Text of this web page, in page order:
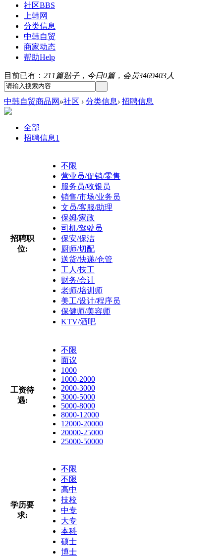
社区BBS
上韩网
分类信息
中韩自贸
商家动态
帮助Help
目前已有： 211篇贴子，今日0篇，会员3469403人
中韩自贸商品网 »社区 › 分类信息› 招聘信息
全部
招聘信息1
招聘职
位:
不限
营业员/促销/零售
服务员/收银员
销售/市场/业务员
文员/客服/助理
保姆/家政
司机/驾驶员
保安/保洁
厨师/切配
送货/快递/仓管
工人/技工
财务/会计
老师/培训师
美工/设计/程序员
保健师/美容师
KTV/酒吧
工资待
遇:
不限
面议
1000
1000-2000
2000-3000
3000-5000
5000-8000
8000-12000
12000-20000
20000-25000
25000-50000
学历要
求:
不限
不限
高中
技校
中专
大专
本科
硕士
博士